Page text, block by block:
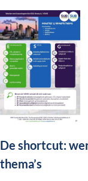
De shortcut:
thema’s